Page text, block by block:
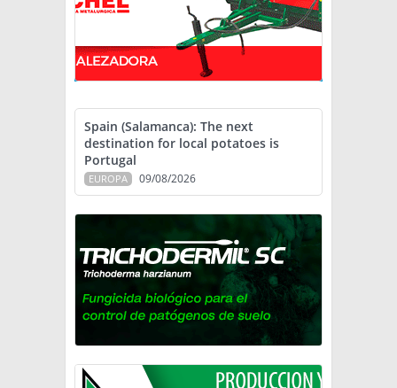
Spain (Salamanca): The next
destination for local potatoes is
Portugal
EUROPA 09/08/2026